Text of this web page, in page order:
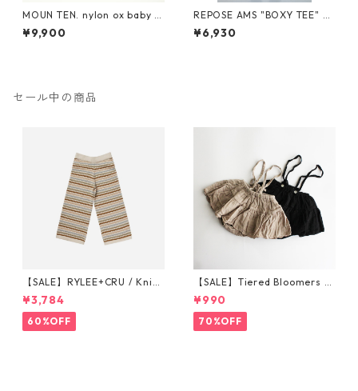
MOUN TEN. nylon ox baby k
napsack [MA71-0215a]
¥9,900
REPOSE AMS "BOXY TEE" SS
26-86
¥6,930
セール中の商品
【SALE】RYLEE+CRU / Knit
Wide Leg Pant || Honeycom
b Strip 6-7/8-9/10-12y
¥3,784
60%OFF
【SALE】Tiered Bloomers 7
0-80cm (グレージュ／ブラッ
ク) ※1点までメール便可
¥990
70%OFF